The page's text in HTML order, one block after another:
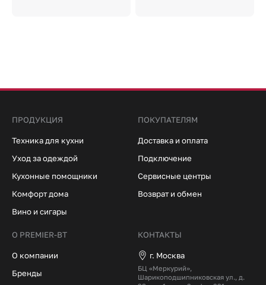
ПРОДУКЦИЯ
Техника для кухни
Уход за одеждой
Кухонные помощники
Комфорт дома
Вино и сигары
ПОКУПАТЕЛЯМ
Доставка и оплата
Подключение
Сервисные центры
Возврат и обмен
О PREMIER-BT
О компании
Бренды
КОНТАКТЫ
г. Москва
БЦ «Меркурий»,
Шарикоподшипниковская ул., д.